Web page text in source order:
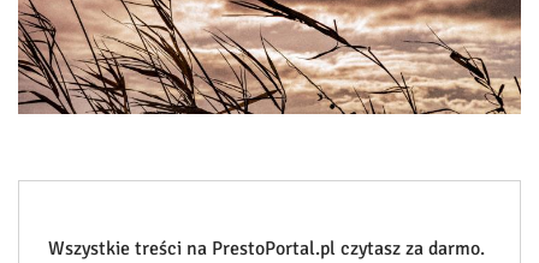
Wszystkie treści na PrestoPortal.pl czytasz za darmo.